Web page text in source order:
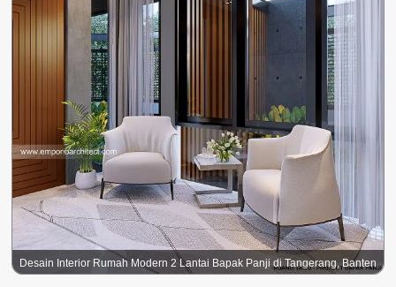
Desain Interior Rumah Modern 2 Lantai Bapak Panji di Tangerang, Banten